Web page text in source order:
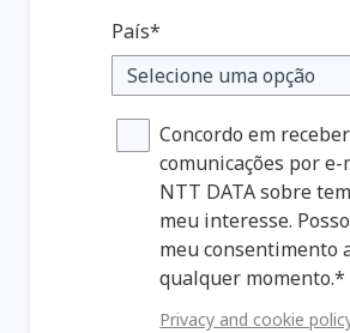
País*
Concordo em receber
comunicações por
NTT DATA sobre
meu interesse.
meu consentimento
qualquer momento.*
Privacy and cookie